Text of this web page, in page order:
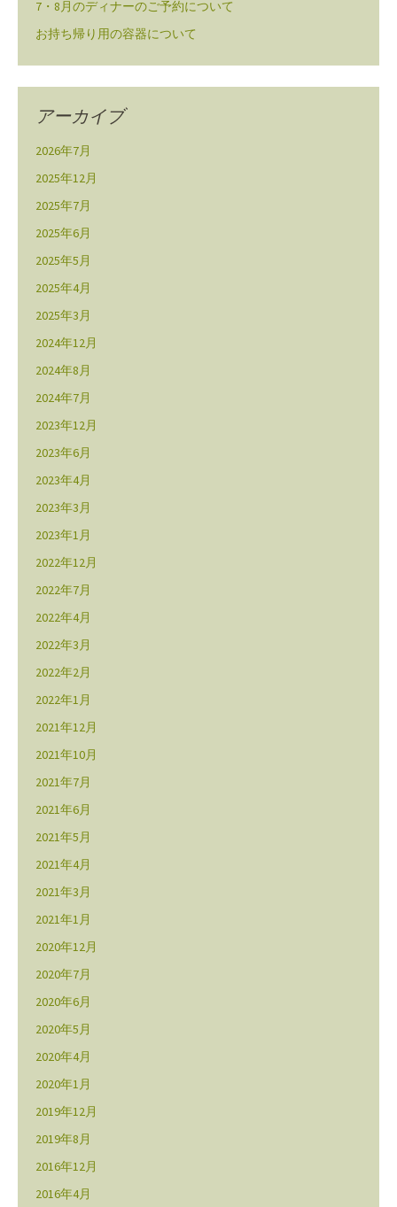
7・8月のディナーのご予約について
お持ち帰り用の容器について
アーカイブ
2026年7月
2025年12月
2025年7月
2025年6月
2025年5月
2025年4月
2025年3月
2024年12月
2024年8月
2024年7月
2023年12月
2023年6月
2023年4月
2023年3月
2023年1月
2022年12月
2022年7月
2022年4月
2022年3月
2022年2月
2022年1月
2021年12月
2021年10月
2021年7月
2021年6月
2021年5月
2021年4月
2021年3月
2021年1月
2020年12月
2020年7月
2020年6月
2020年5月
2020年4月
2020年1月
2019年12月
2019年8月
2016年12月
2016年4月